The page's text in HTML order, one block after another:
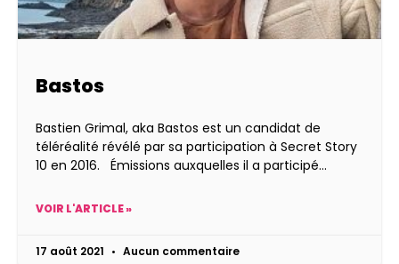
Bastos
Bastien Grimal, aka Bastos est un candidat de
téléréalité révélé par sa participation à Secret Story
10 en 2016. Émissions auxquelles il a participé
VOIR L'ARTICLE »
17 août 2021 Aucun commentaire